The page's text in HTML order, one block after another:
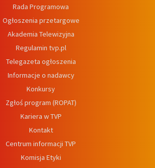
Rada Programowa
Ogłoszenia przetargowe
Akademia Telewizyjna
Regulamin tvp.pl
Telegazeta ogłoszenia
Informacje o nadawcy
Konkursy
Zgłoś program (ROPAT)
Kariera w TVP
Kontakt
Centrum informacji TVP
Komisja Etyki